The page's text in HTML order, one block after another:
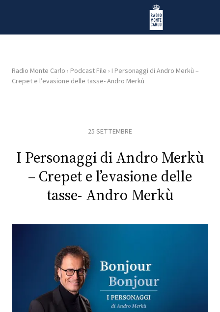
Radio Monte Carlo
HOME
RADIO
PLAYLIST
CONCORSI
EVENTI
Radio Monte Carlo › Podcast File › I Personaggi di Andro Merkù –
Crepet e l’evasione delle tasse- Andro Merkù
25 SETTEMBRE
I Personaggi di Andro Merkù
– Crepet e l’evasione delle
tasse- Andro Merkù